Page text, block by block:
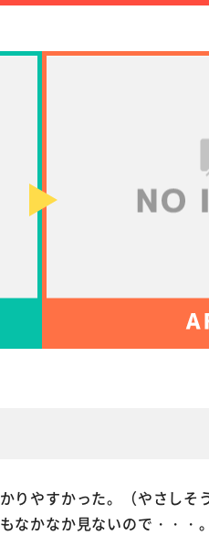
りやすかった。（やさしそ
かなか見ないので・・・。